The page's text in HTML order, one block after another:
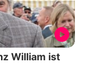
William ist